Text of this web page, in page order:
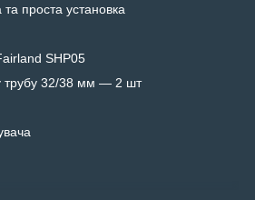
проста установка
SHP05
трубу 32/38 мм — 2 шт